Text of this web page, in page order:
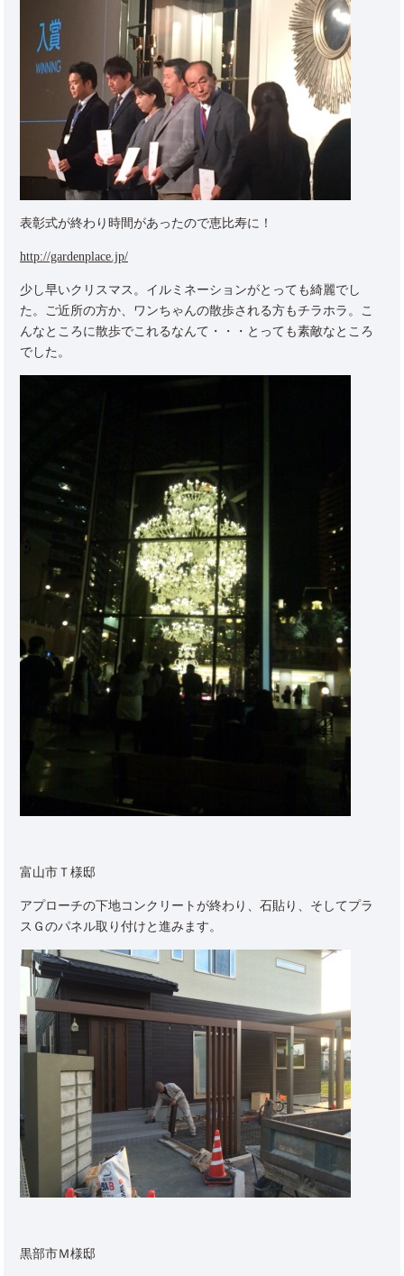
表彰式が終わり時間があったので恵比寿に！
http://gardenplace.jp/
少し早いクリスマス。イルミネーションがとっても綺麗でし
た。ご近所の方か、ワンちゃんの散歩される方もチラホラ。こ
んなところに散歩でこれるなんて・・・とっても素敵なところ
でした。
富山市Ｔ様邸
アプローチの下地コンクリートが終わり、石貼り、そしてプラ
スＧのパネル取り付けと進みます。
黒部市Ｍ様邸